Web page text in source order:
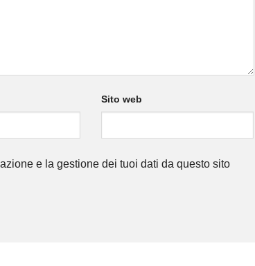
Sito web
e la gestione dei tuoi dati da questo sito